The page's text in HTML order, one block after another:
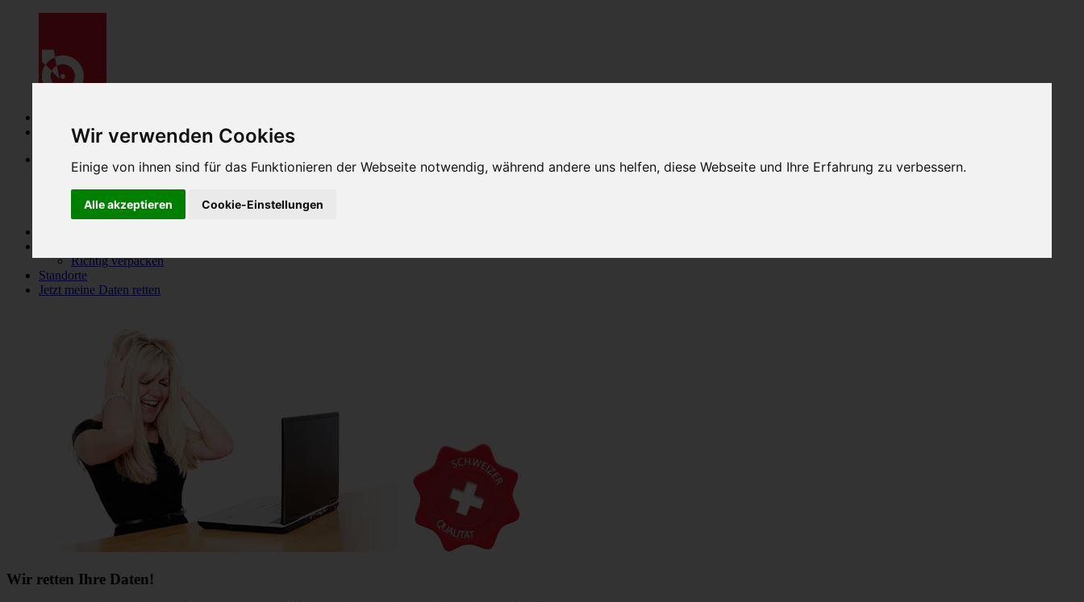
Wir verwenden Cookies
Einige von ihnen sind für das Funktionieren der Webseite notwendig, während andere uns helfen, diese Webseite und Ihre Erfahrung zu verbessern.
Alle akzeptieren Cookie-Einstellungen
Datenrettung
Festplatte & SSD-Speicher
RAID & NAS
Speicherkarte & USB-Stick
Smartphone & Tablet
Richtig verpacken
Standorte
Jetzt meine Daten retten
Wir retten Ihre Daten!